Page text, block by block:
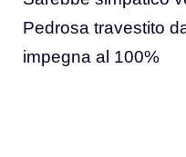
Pedrosa travestito
impegna al 100%